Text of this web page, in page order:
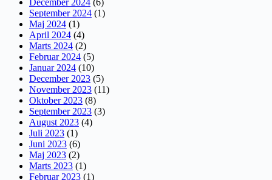
December 2024 (6)
September 2024 (1)
Maj 2024 (1)
April 2024 (4)
Marts 2024 (2)
Februar 2024 (5)
Januar 2024 (10)
December 2023 (5)
November 2023 (11)
Oktober 2023 (8)
September 2023 (3)
August 2023 (4)
Juli 2023 (1)
Juni 2023 (6)
Maj 2023 (2)
Marts 2023 (1)
Februar 2023 (1)